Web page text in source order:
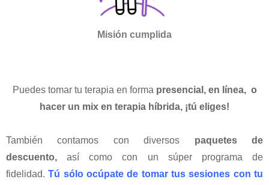
Misión cumplida
Puedes tomar tu terapia en forma presencial, en línea, o
hacer un mix en terapia híbrida, ¡tú eliges!
También contamos con diversos paquetes de
descuento,así como con un súper programa de
fidelidad.Tú sólo ocúpate de tomar tus sesiones con tu